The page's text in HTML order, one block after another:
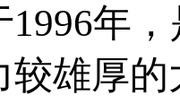
1996年
较雄厚